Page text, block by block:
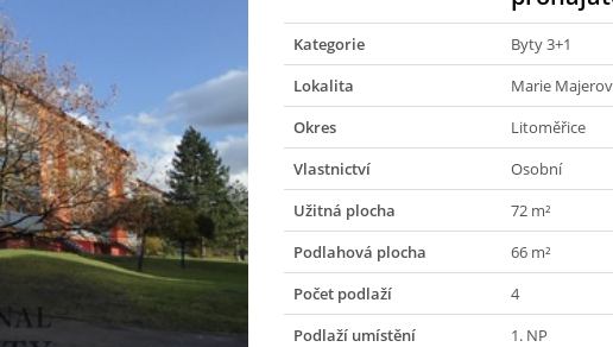
Kategorie
Byty 3+1
Lokalita
Marie
Okres
Litoměřice
Vlastnictví
Osobní
Užitná plocha
72 m²
Podlahová plocha
66 m²
Počet podlaží
4
Podlaží umístění
1. NP